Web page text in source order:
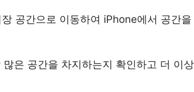
공간으로 이동하여 iPhone에서 공간
은 공간을 차지하는지 확인하고 더 이